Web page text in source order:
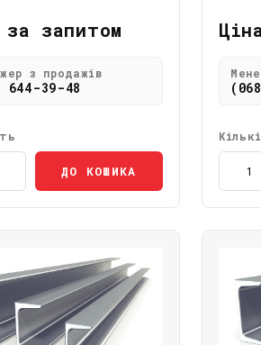
за запитом
з продажів
644-39-48
ДО КОШИКА